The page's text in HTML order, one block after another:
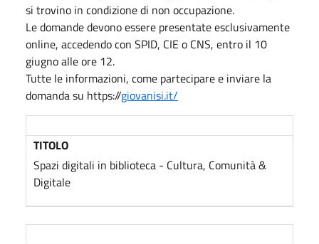
si trovino in condizione di non occupazione.
Le domande devono essere presentate esclusivamente
online, accedendo con SPID, CIE o CNS, entro il 10
giugno alle ore 12.
Tutte le informazioni, come partecipare e inviare la
domanda su https://giovanisi.it/
TITOLO
Spazi digitali in biblioteca - Cultura, Comunità &
Digitale